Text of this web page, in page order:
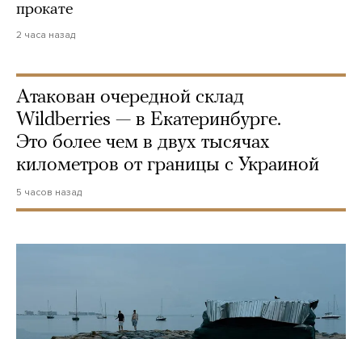
прокате
2 часа назад
Атакован очередной склад
Wildberries — в Екатеринбурге.
Это более чем в двух тысячах
километров от границы с Украиной
5 часов назад